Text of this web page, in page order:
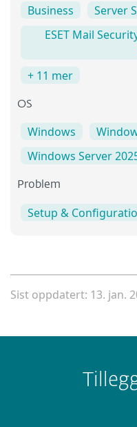
Business
Server
ESET Mail
+ 11 mer
OS
Windows
Windows Server
Problem
Setup &
Sist oppdatert: 13. jan.